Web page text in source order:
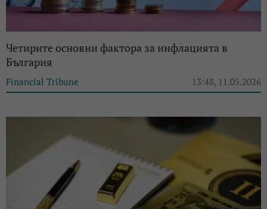
Четирите основни фактора за инфлацията в
България
Financial Tribune 13:48, 11.05.2026